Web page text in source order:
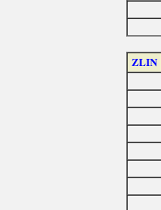
ZLIN